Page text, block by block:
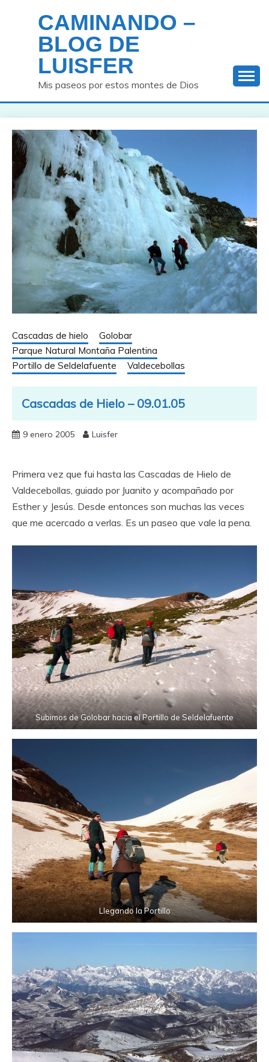
contenido
CAMINANDO –
BLOG DE
LUISFER
Mis paseos por estos montes de Dios
Cascadas de hielo
Golobar
Parque Natural Montaña Palentina
Portillo de Seldelafuente
Valdecebollas
Cascadas de Hielo – 09.01.05
9 enero 2005 Luisfer
Primera vez que fui hasta las Cascadas de Hielo de
Valdecebollas, guiado por Juanito y acompañado por
Esther y Jesús. Desde entonces son muchas las veces
que me acercado a verlas. Es un paseo que vale la pena.
Subimos de Golobar hacia el Portillo de Seldelafuente
Llegando la Portillo